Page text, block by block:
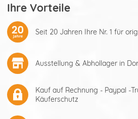
Ihre Vorteile
Seit 20 Jahren Ihre Nr. 1 für
Ausstellung & Abhollager in
Kauf auf Rechnung - Paypal -
Käuferschutz